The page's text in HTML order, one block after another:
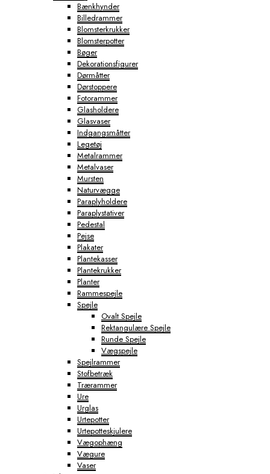
Bænkhynder
Billedrammer
Blomsterkrukker
Blomsterpotter
Bøger
Dekorationsfigurer
Dørmåtter
Dørstoppere
Fotorammer
Glasholdere
Glasvaser
Indgangsmåtter
Legetøj
Metalrammer
Metalvaser
Mursten
Naturvægge
Paraplyholdere
Paraplystativer
Pedestal
Pejse
Plakater
Plantekasser
Plantekrukker
Planter
Rammespejle
Spejle
Ovalt Spejle
Rektangulære Spejle
Runde Spejle
Vægspejle
Spejlrammer
Stofbetræk
Trærammer
Ure
Urglas
Urtepotter
Urtepotteskjulere
Vægophæng
Vægure
Vaser